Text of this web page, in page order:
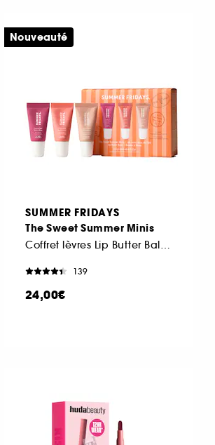
SUMMER FRIDAYS
The Sweet Summer Minis
139
24,00€
Nouveauté